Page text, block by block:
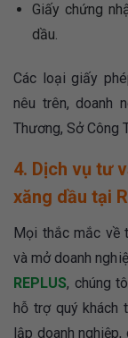
Giấy chứng
dầu.
Các loại giấy
nêu trên, doanh
Thương, Sở Công
4. Dịch vụ tư
xăng dầu tại
Mọi thắc mắc về
và mở doanh
REPLUS, chúng
hỗ trợ quý khách
lập doanh